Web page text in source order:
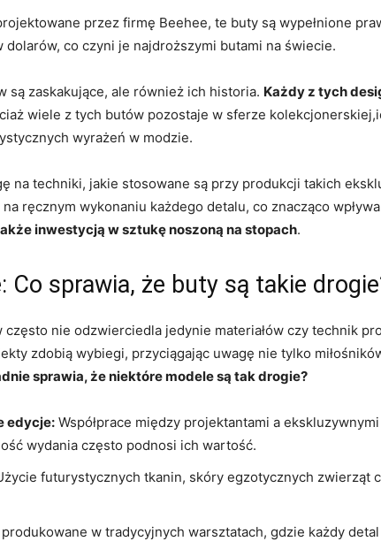
przez firmę Beehee, te buty są wypełnione
co czyni je najdroższymi butami na świecie.
są zaskakujące, ale również ich historia. Każdy z tych
wiele z tych butów pozostaje w sferze
wyrażeń w modzie.
na techniki, jakie stosowane są przy produkcji takich
ręcznym wykonaniu każdego detalu, co znacząco
inwestycją w sztukę noszoną na stopach.
Co sprawia, że buty są takie
często nie odzwierciedla jedynie materiałów czy technik
zdobią wybiegi, przyciągając uwagę nie tylko
sprawia, że niektóre modele są tak drogie?
edycje: Współprace między projektantami a
wydania często podnosi ich wartość.
futurystycznych tkanin, skóry egzotycznych
w tradycyjnych warsztatach, gdzie każdy